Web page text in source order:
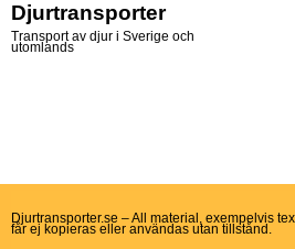
Djurtransporter
Transport av djur i Sverige och
utomlands
Djurtransporter.se – All material, exempelvis
får ej kopieras eller användas utan tillstånd.